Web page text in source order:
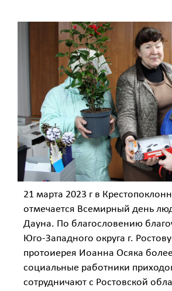
21 марта 2023 г в
отмечается Всемирный день
Дауна. По благословению
Юго-Западного округа г.
протоиерея Иоанна Осяка
социальные работники
сотрудничают с Ростовской